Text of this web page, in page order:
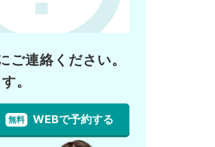
ご連絡ください。
。
無料 WEBで予約する